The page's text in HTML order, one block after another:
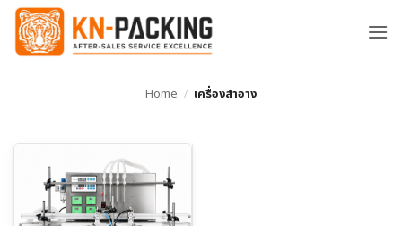
ข้าม
ยัง
Home / เครื่องสำอาง